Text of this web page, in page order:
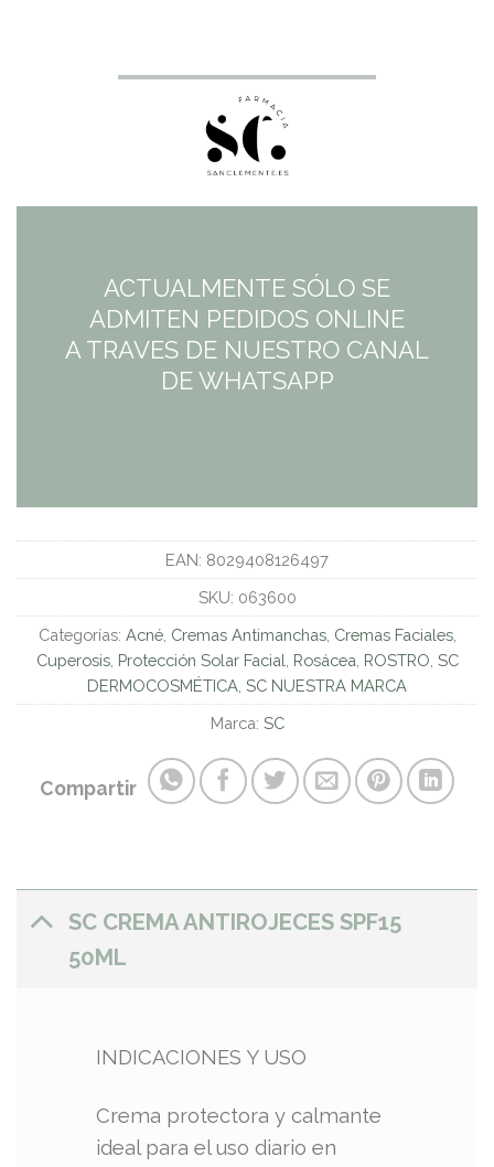
ACTUALMENTE SÓLO SE
ADMITEN PEDIDOS ONLINE
A TRAVES DE NUESTRO CANAL
DE WHATSAPP
EAN: 8029408126497
SKU: 063600
Categorías: Acné, Cremas Antimanchas, Cremas Faciales,
Cuperosis, Protección Solar Facial Rosácea ROSTRO SC
DERMOCOSMÉTICA SC NUESTRA MARCA
Marca: SC
Compartir
SC CREMA ANTIROJECES SPF15
50ML
INDICACIONES Y USO
Crema protectora y calmante
ideal para el uso diario en